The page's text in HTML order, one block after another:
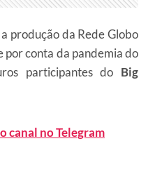
produção da Rede Globo
por conta da pandemia do
participantes do Big
canal no Telegram